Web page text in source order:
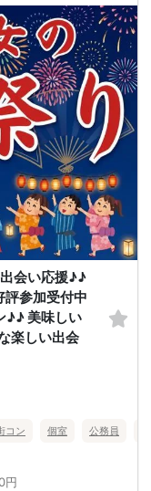
会い応援♪♪
参加受付中
♪♪ 美味しい
楽しい出会
コン 個室 公務員
円